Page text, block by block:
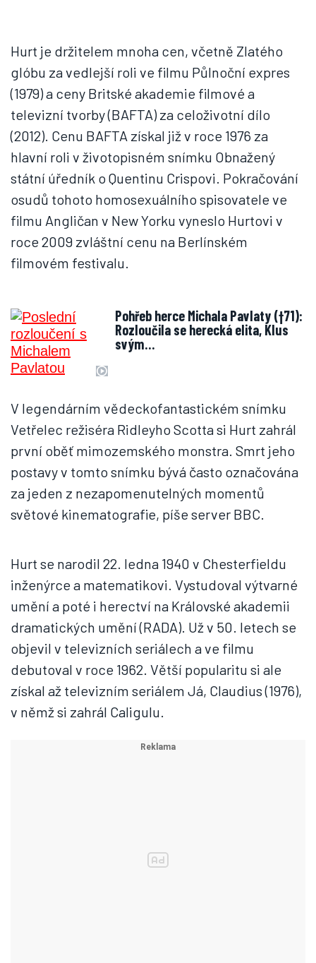
Hurt je držitelem mnoha cen, včetně Zlatého
glóbu za vedlejší roli ve filmu Půlnoční expres
(1979) a ceny Britské akademie filmové a
televizní tvorby (BAFTA) za celoživotní dílo
(2012). Cenu BAFTA získal již v roce 1976 za
hlavní roli v životopisném snímku Obnažený
státní úředník o Quentinu Crispovi. Pokračování
osudů tohoto homosexuálního spisovatele ve
filmu Angličan v New Yorku vyneslo Hurtovi v
roce 2009 zvláštní cenu na Berlínském
filmovém festivalu.
Pohřeb herce Michala Pavlaty (†71):
Rozloučila se herecká elita, Klus
svým…
V legendárním vědeckofantastickém snímku
Vetřelec režiséra Ridleyho Scotta si Hurt zahrál
první oběť mimozemského monstra. Smrt jeho
postavy v tomto snímku bývá často označována
za jeden z nezapomenutelných momentů
světové kinematografie, píše server BBC.
Hurt se narodil 22. ledna 1940 v Chesterfieldu
inženýrce a matematikovi. Vystudoval výtvarné
umění a poté i herectví na Královské akademii
dramatických umění (RADA). Už v 50. letech se
objevil v televizních seriálech a ve filmu
debutoval v roce 1962. Větší popularitu si ale
získal až televizním seriálem Já, Claudius (1976),
v němž si zahrál Caligulu.